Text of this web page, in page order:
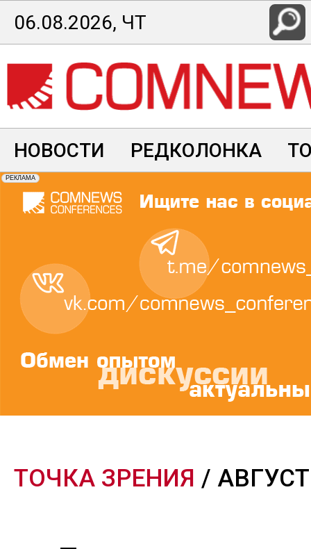
Перейти
к
основному
содержанию
06.08.2026, ЧТ
НОВОСТИ РЕДКОЛОНКА
ТОЧКА ЗРЕНИЯ /